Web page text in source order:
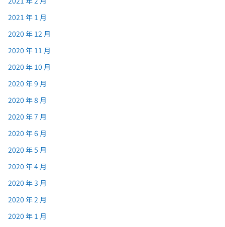
2021 年 1 月
2020 年 12 月
2020 年 11 月
2020 年 10 月
2020 年 9 月
2020 年 8 月
2020 年 7 月
2020 年 6 月
2020 年 5 月
2020 年 4 月
2020 年 3 月
2020 年 2 月
2020 年 1 月